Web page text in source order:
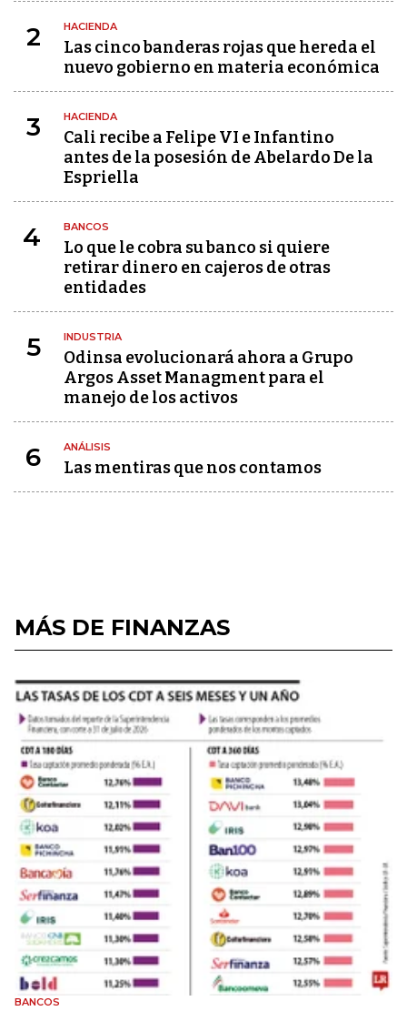
2 HACIENDA
Las cinco banderas rojas que hereda el
nuevo gobierno en materia económica
3 HACIENDA
Cali recibe a Felipe VI e Infantino
antes de la posesión de Abelardo De la
Espriella
4 BANCOS
Lo que le cobra su banco si quiere
retirar dinero en cajeros de otras
entidades
5 INDUSTRIA
Odinsa evolucionará ahora a Grupo
Argos Asset Managment para el
manejo de los activos
6 ANÁLISIS
Las mentiras que nos contamos
MÁS DE FINANZAS
BANCOS